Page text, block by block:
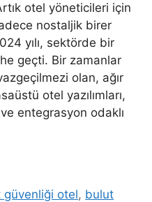
otel yöneticileri için
nostaljik birer
yılı, sektörde bir
geçti. Bir zamanlar
olan, ağır
otel yazılımları,
entegrasyon odaklı
güvenliği otel, bulut